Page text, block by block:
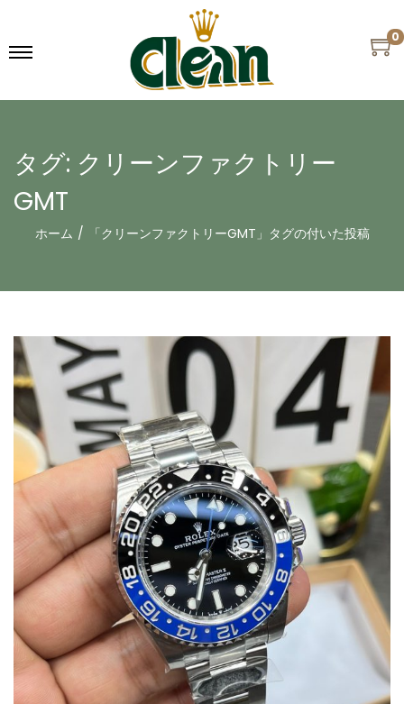
0
タグ: クリーンファクトリー
GMT
ホーム / 「クリーンファクトリーGMT」タグの付いた投稿